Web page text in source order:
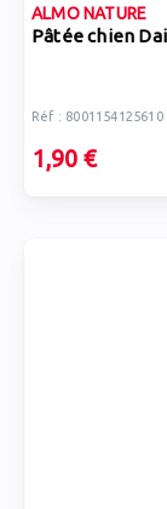
ALMO NATURE
Pâtée chien
Réf : 8001154125610
1,90 €